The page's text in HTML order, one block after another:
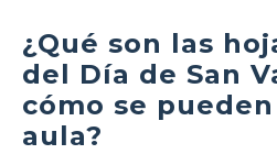
¿Qué son las
del Día de San
cómo se
aula?